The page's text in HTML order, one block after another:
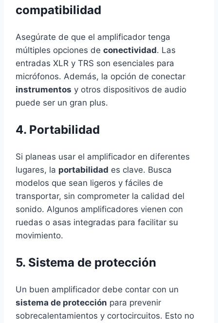
compatibilidad
Asegúrate de que el amplificador tenga
múltiples opciones de conectividad. Las
entradas XLR y TRS son esenciales para
micrófonos. Además, la opción de conectar
instrumentos y otros dispositivos de audio
puede ser un gran plus.
4. Portabilidad
Si planeas usar el amplificador en diferentes
lugares, la portabilidad es clave. Busca
modelos que sean ligeros y fáciles de
transportar, sin comprometer la calidad del
sonido. Algunos amplificadores vienen con
ruedas o asas integradas para facilitar su
movimiento.
5. Sistema de protección
Un buen amplificador debe contar con un
sistema de protección para prevenir
sobrecalentamientos y cortocircuitos. Esto no